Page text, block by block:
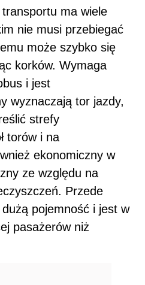
ma wiele
nie musi przebiegać
może szybko się
korków. Wymaga
i jest
wyznaczają tor jazdy,
strefy
torów i na
ekonomiczny w
ze względu na
Przede
pojemność i jest w
pasażerów niż